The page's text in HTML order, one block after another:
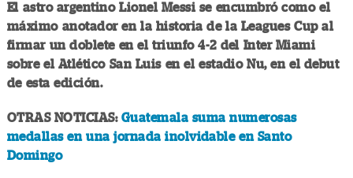
El astro argentino Lionel Messi se encumbró como el
máximo anotador en la historia de la Leagues Cup al
firmar un doblete en el triunfo 4-2 del Inter Miami
sobre el Atlético San Luis en el estadio Nu, en el debut
de esta edición.
OTRAS NOTICIAS: Guatemala suma numerosas
medallas en una jornada inolvidable en Santo
Domingo